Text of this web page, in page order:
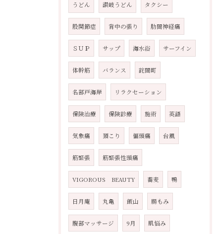
うどん 讃岐うどん タクシー
股関節症 背中の張り 肋間神経痛
ＳＵＰ サップ 海水浴 サーフイン
体幹筋 バランス 詫間町
名部戸海岸 リラクセーション
保険治療 保険診療 施術 英語
気象痛 頚こり 偏頭痛 台風
筋緊張 筋緊張性頭痛
VIGOROUS BEAUTY 蕎麦 鴨
日月庵 丸亀 飯山 腸もみ
腹部マッサージ 9月 肌悩み